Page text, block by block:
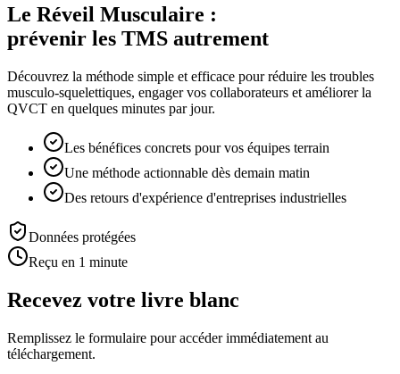
Le Réveil Musculaire :
prévenir les TMS autrement
Découvrez la méthode simple et efficace pour réduire les troubles
musculo-squelettiques, engager vos collaborateurs et améliorer la
QVCT en quelques minutes par jour.
Les bénéfices concrets pour vos équipes terrain
Une méthode actionnable dès demain matin
Des retours d'expérience d'entreprises industrielles
Données protégées
Reçu en 1 minute
Recevez votre livre blanc
Remplissez le formulaire pour accéder immédiatement au
téléchargement.